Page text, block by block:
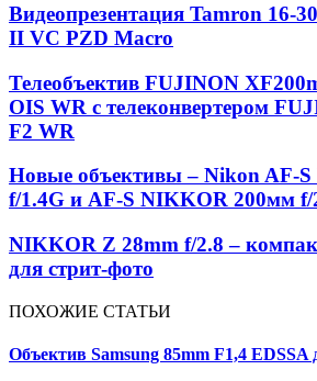
Видеопрезентация Tamron 16-
II VC PZD Macro
Телеобъектив FUJINON
OIS WR с телеконвертером
F2 WR
Новые объективы – Nikon AF-
f/1.4G и AF-S NIKKOR 200мм
NIKKOR Z 28mm f/2.8 –
для стрит-фото
ПОХОЖИЕ СТАТЬИ
Объектив Samsung 85mm F1,4 EDSSA